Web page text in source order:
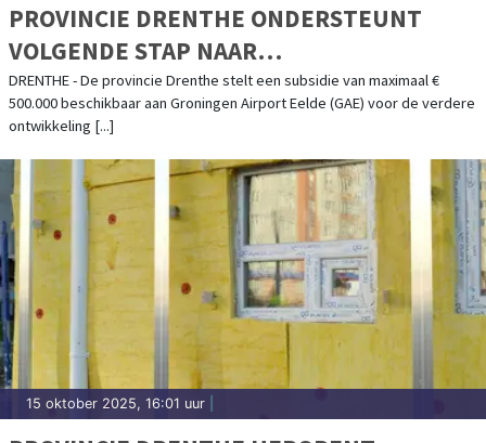
PROVINCIE DRENTHE ONDERSTEUNT
VOLGENDE STAP NAAR
WATERSTOFINFRASTRUCTUUR OP
GRONINGEN AIRPORT EELDE
DRENTHE - De provincie Drenthe stelt een subsidie van maximaal €
500.000 beschikbaar aan Groningen Airport Eelde (GAE) voor de verdere
ontwikkeling [...]
15 oktober 2025, 16:01 uur